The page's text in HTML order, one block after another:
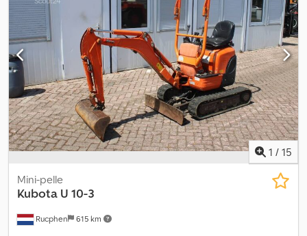
1 / 15
Rucphen 615 km
Mini-pelle
Kubota U 10-3